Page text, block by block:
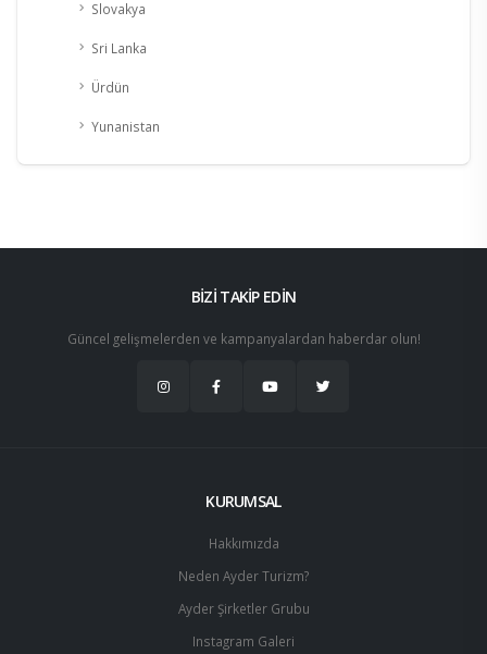
Slovakya
Sri Lanka
Ürdün
Yunanistan
BİZİ TAKİP EDİN
Güncel gelişmelerden ve kampanyalardan haberdar olun!
KURUMSAL
Hakkımızda
Neden Ayder Turizm?
Ayder Şirketler Grubu
Instagram Galeri